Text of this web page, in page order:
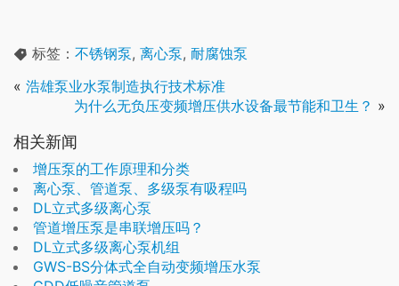
标签： 不锈钢泵, 离心泵, 耐腐蚀泵
« 浩雄泵业水泵制造执行技术标准
为什么无负压变频增压供水设备最节能和卫生？ »
相关新闻
增压泵的工作原理和分类
离心泵、管道泵、多级泵有吸程吗
DL立式多级离心泵
管道增压泵是串联增压吗？
DL立式多级离心泵机组
GWS-BS分体式全自动变频增压水泵